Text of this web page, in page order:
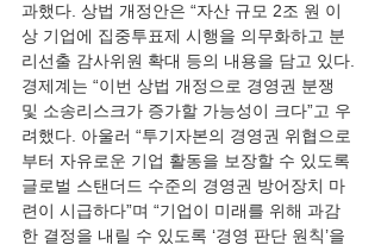
과했다. 상법 개정안은 “자산 규모 2조 원 이
상 기업에 집중투표제 시행을 의무화하고 분
리선출 감사위원 확대 등의 내용을 담고 있다.
경제계는 “이번 상법 개정으로 경영권 분쟁
및 소송리스크가 증가할 가능성이 크다”고 우
려했다. 아울러 “투기자본의 경영권 위협으로
부터 자유로운 기업 활동을 보장할 수 있도록
글로벌 스탠더드 수준의 경영권 방어장치 마
련이 시급하다”며 “기업이 미래를 위해 과감
한 결정을 내릴 수 있도록 ‘경영 판단 원칙’을